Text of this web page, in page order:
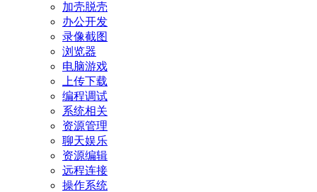
加壳脱壳
办公开发
录像截图
浏览器
电脑游戏
上传下载
编程调试
系统相关
资源管理
聊天娱乐
资源编辑
远程连接
操作系统